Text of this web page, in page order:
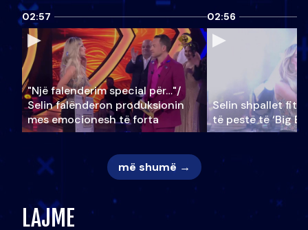
02:57
"Një falenderim special për…"/
Selin falënderon produksionin
mes emocionesh të forta
02:56
Selin shpallet
të pestë të ‘Big
më shumë →
LAJME